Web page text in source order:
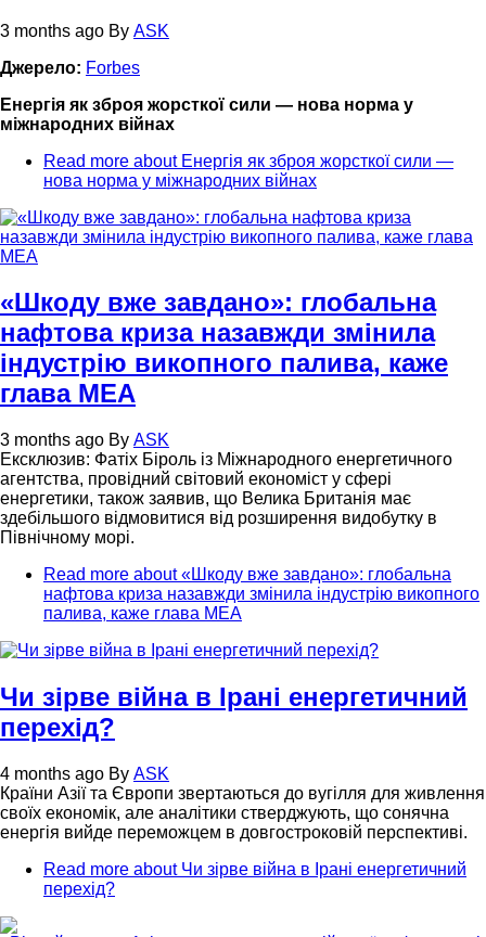
3 months ago By ASK
Джерело: Forbes
Енергія як зброя жорсткої сили — нова норма у
міжнародних війнах
Read more about Енергія як зброя жорсткої сили —
нова норма у міжнародних війнах
«Шкоду вже завдано»: глобальна
нафтова криза назавжди змінила
індустрію викопного палива, каже
глава МЕА
3 months ago By ASK
Ексклюзив: Фатіх Біроль із Міжнародного енергетичного
агентства, провідний світовий економіст у сфері
енергетики, також заявив, що Велика Британія має
здебільшого відмовитися від розширення видобутку в
Північному морі.
Read more about «Шкоду вже завдано»: глобальна
нафтова криза назавжди змінила індустрію викопного
палива, каже глава МЕА
Чи зірве війна в Ірані енергетичний
перехід?
4 months ago By ASK
Країни Азії та Європи звертаються до вугілля для живлення
своїх економік, але аналітики стверджують, що сонячна
енергія вийде переможцем в довгостроковій перспективі.
Read more about Чи зірве війна в Ірані енергетичний
перехід?